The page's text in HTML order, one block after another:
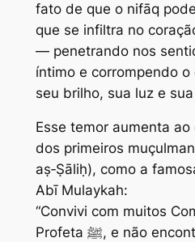
fato de que o nifāq
que se infiltra no
— penetrando nos
íntimo e corrompendo
seu brilho, sua luz e
Esse temor aumenta
dos primeiros
aṣ‑Ṣāliḥ), como a
Abī Mulaykah:
“Convivi com muitos
Profeta ﷺ, e não encontrei um só deles que